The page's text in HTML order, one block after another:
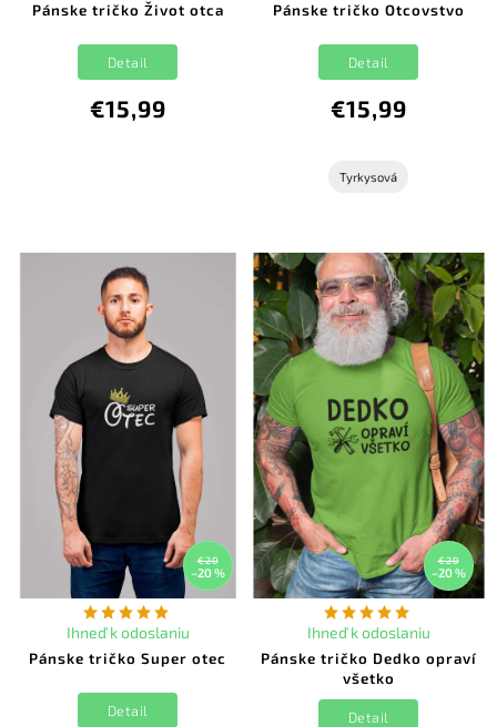
Pánske tričko Život otca
€15,99
Detail
Pánske tričko Otcovstvo
€15,99
Detail
Tyrkysová
€20
–20 %
Pánske tričko Super otec
Ihneď k odoslaniu
Detail
€20
–20 %
Pánske tričko Dedko opraví
všetko
Ihneď k odoslaniu
Detail